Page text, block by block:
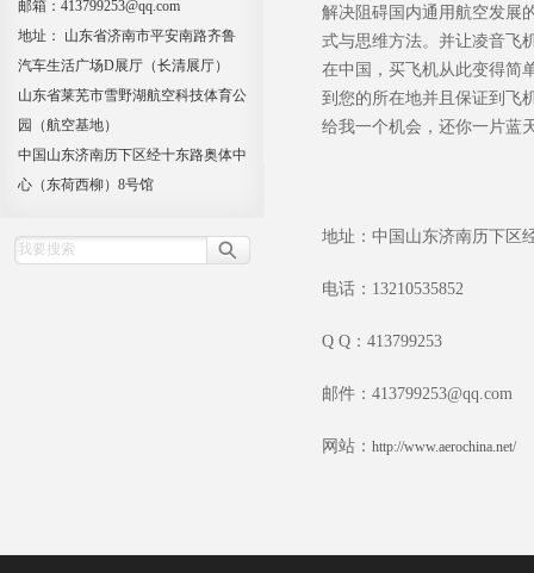
邮箱：413799253@qq.com
地址： 山东省济南市平安南路齐鲁
汽车生活广场D展厅（长清展厅）
山东省莱芜市雪野湖航空科技体育公
园（航空基地）
中国山东济南历下区经十东路奥体中
心（东荷西柳）8号馆
解决阻碍国内通用航空发展
式与思维方法。并让凌音飞
在中国，买飞机从此变得简
到您的所在地并且保证到飞
给我一个机会，还你一片蓝
地址：中国山东济南历下区
电话：13210535852
Q Q：413799253
邮件：413799253@qq.com
网站： http://www.aerochina.net/